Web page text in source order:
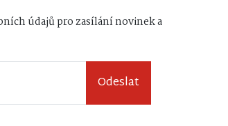
údajůpro zasílání novinek a
Odeslat